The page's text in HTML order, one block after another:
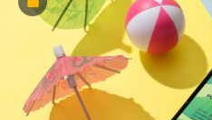
Premium